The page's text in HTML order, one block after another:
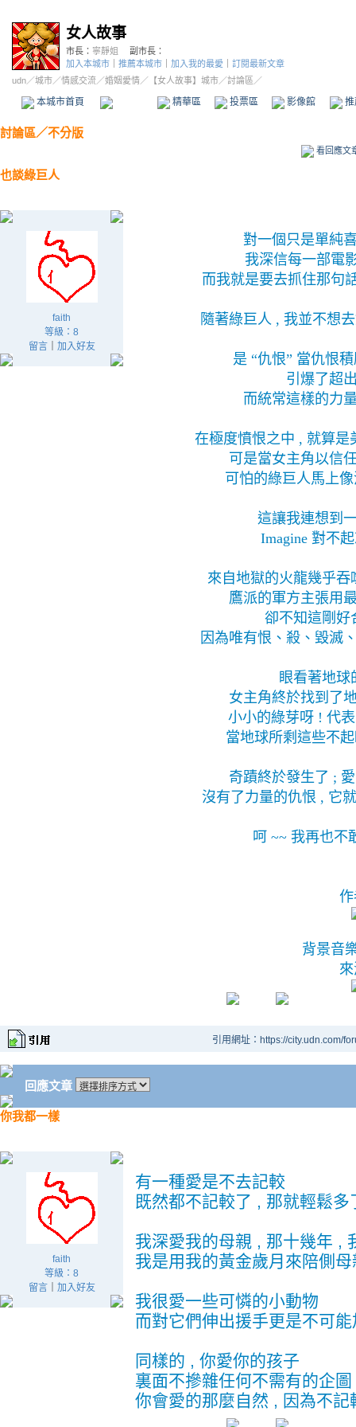
女人故事
市長： 寧靜姐
副市長：
加入本城市
推薦本城市 加入我的最愛
訂閱最新文章
udn／城市／情感交流／婚姻愛情／ 【女人故事】城市／討論區／
本城市首頁 精華區 投票區 影像館
討論區／不分版
看回應文
也談綠巨人
faith
等級：8
留言｜ 加入好友
對一個只是單純
我深信每一部電
而我就是要去抓住那句
隨著綠巨人 , 我並不想
是 “仇恨” 當仇恨
引爆了超
而統常這樣的力
在極度憤恨之中 , 就算是
可是當女主角以信
可怕的綠巨人馬上
這讓我連想到
Imagine 對不
來自地獄的火龍幾乎
鷹派的軍方主張用
卻不知這剛好
因為唯有恨、殺、毀滅
眼看著地球
女主角終於找到了
小小的綠芽呀 ! 代
當地球所剩這些不
奇蹟終於發生了 ;
沒有了力量的仇恨 , 它
呵 ~~ 我再也不
背景音
引用網址：https://city.udn.com/
回應文章
你我都一樣
faith
等級：8
留言｜ 加入好友
有一種愛是不去記較
既然都不記較了 , 那就輕鬆多
我深愛我的母親 , 那十幾年 ,
我是用我的黃金歲月來陪側
我很愛一些可憐的小動物
而對它們伸出援手更是不可
同樣的 , 你愛你的孩子
裏面不摻雜任何不需有的企圖
你會愛的那麼自然 , 因為不記